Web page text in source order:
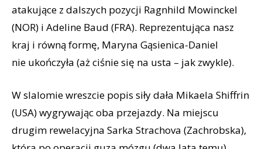
atakujące z dalszych pozycji Ragnhild Mowinckel
(NOR) i Adeline Baud (FRA). Reprezentująca nasz
kraj i równą formę, Maryna Gąsienica-Daniel
nie ukończyła (aż ciśnie się na usta – jak zwykle).
W slalomie wreszcie popis siły dała Mikaela Shiffrin
(USA) wygrywając oba przejazdy. Na miejscu
drugim rewelacyjna Sarka Strachova (Zachrobska),